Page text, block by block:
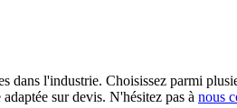
dans l'industrie. Choisissez parmi
sur devis. N'hésitez pas à nous